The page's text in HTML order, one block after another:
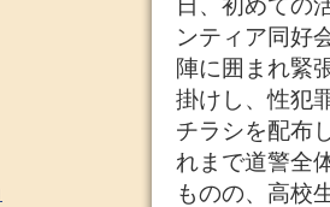
日、初めての
ンティア同好
陣に囲まれ緊
掛けし、性犯
チラシを配布
れまで道警全
ものの、高校